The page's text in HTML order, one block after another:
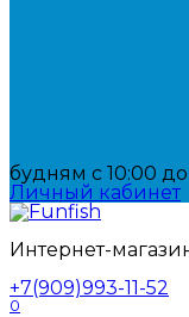
будням с 10:00 до
Личный кабинет
Интернет-
+7(909)993-11-52
0